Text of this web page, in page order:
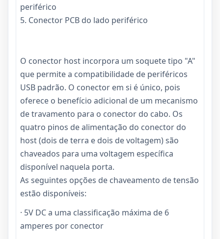
periférico
5. Conector PCB do lado periférico
O conector host incorpora um soquete tipo "A"
que permite a compatibilidade de periféricos
USB padrão. O conector em si é único, pois
oferece o benefício adicional de um mecanismo
de travamento para o conector do cabo. Os
quatro pinos de alimentação do conector do
host (dois de terra e dois de voltagem) são
chaveados para uma voltagem específica
disponível naquela porta.
As seguintes opções de chaveamento de tensão
estão disponíveis:
· 5V DC a uma classificação máxima de 6
amperes por conector